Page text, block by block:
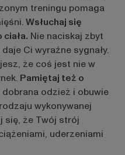
treningu pomaga
Wsłuchaj się
Nie naciskaj zbyt
Ci wyraźne sygnały.
że coś jest nie w
Pamiętaj też o
dobrana odzież i obuwie
wykonywanej
się, że Twój strój
uderzeniami